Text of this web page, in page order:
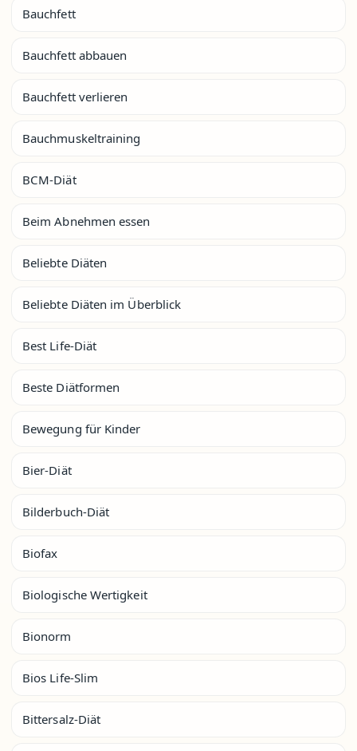
Bauchfett
Bauchfett abbauen
Bauchfett verlieren
Bauchmuskeltraining
BCM-Diät
Beim Abnehmen essen
Beliebte Diäten
Beliebte Diäten im Überblick
Best Life-Diät
Beste Diätformen
Bewegung für Kinder
Bier-Diät
Bilderbuch-Diät
Biofax
Biologische Wertigkeit
Bionorm
Bios Life-Slim
Bittersalz-Diät